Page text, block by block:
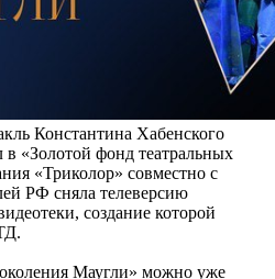
Константина Хабенского
в «Золотой фонд театральных
«Триколор» совместно с
РФ сняла телеверсию
создание которой
Маугли» можно уже